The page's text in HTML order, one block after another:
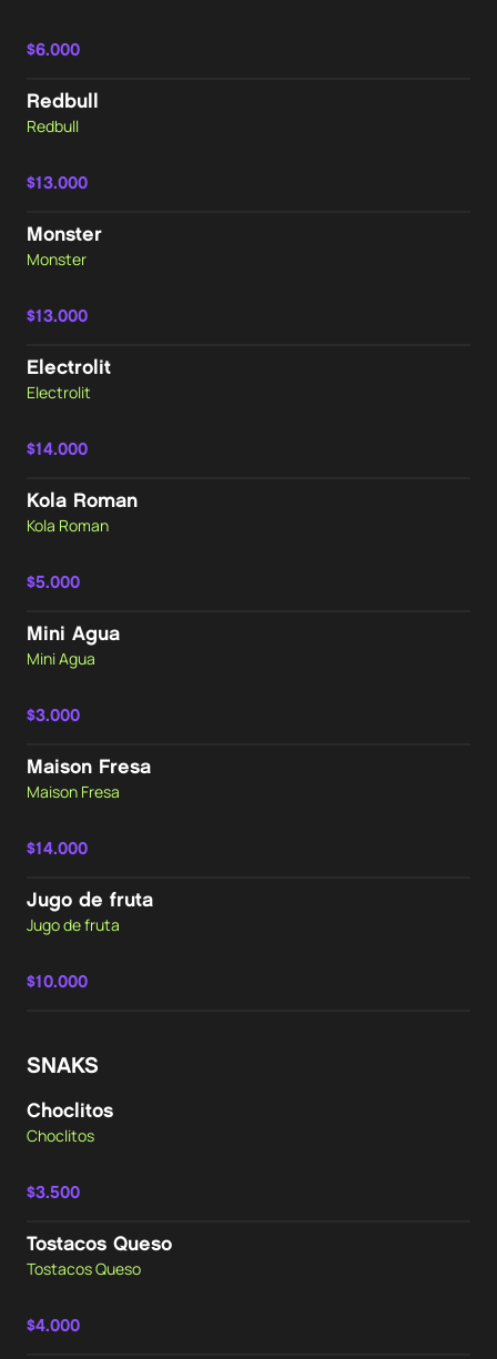
$6.000
Redbull
Redbull
$13.000
Monster
Monster
$13.000
Electrolit
Electrolit
$14.000
Kola Roman
Kola Roman
$5.000
Mini Agua
Mini Agua
$3.000
Maison Fresa
Maison Fresa
$14.000
Jugo de fruta
Jugo de fruta
$10.000
SNAKS
Choclitos
Choclitos
$3.500
Tostacos Queso
Tostacos Queso
$4.000